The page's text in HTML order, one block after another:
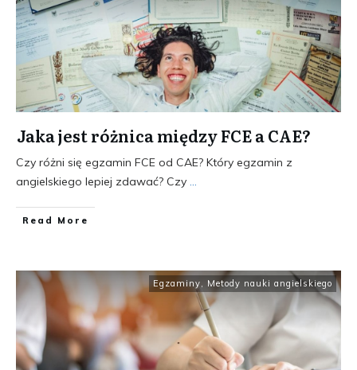
Jaka jest różnica między FCE a CAE?
Czy różni się egzamin FCE od CAE? Który egzamin z
angielskiego lepiej zdawać? Czy
​Read More
Egzaminy Metody nauki angielskiego